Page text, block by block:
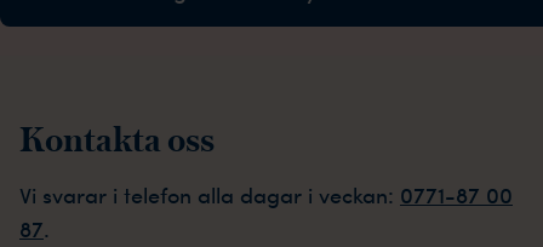
Kontakta oss
Vi svarar i telefon alla dagar i veckan: 0771-87 00
87.